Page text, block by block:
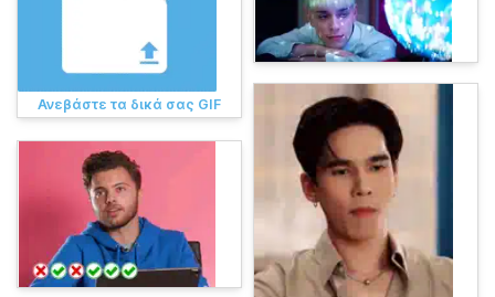
Ανεβάστε τα δικά σας GIF